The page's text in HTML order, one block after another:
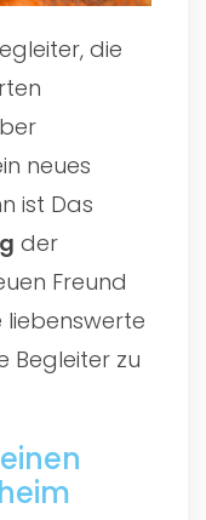
die
neues
ist Das
der
Freund
liebenswerte
Begleiter zu